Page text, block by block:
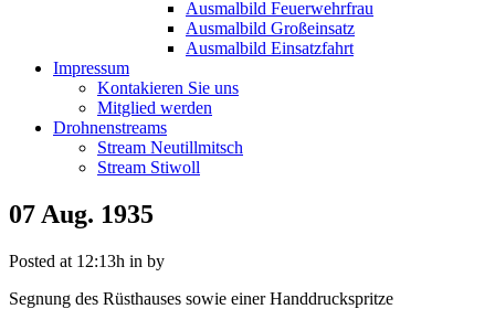
Ausmalbild Feuerwehrfrau
Ausmalbild Großeinsatz
Ausmalbild Einsatzfahrt
Impressum
Kontakieren Sie uns
Mitglied werden
Drohnenstreams
Stream Neutillmitsch
Stream Stiwoll
07 Aug. 1935
Posted at 12:13h in by
Segnung des Rüsthauses sowie einer Handdruckspritze